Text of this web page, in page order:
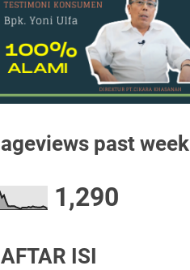
past week
1,290
ISI